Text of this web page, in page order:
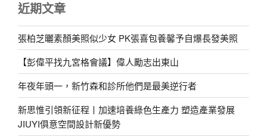
近期文章
張柏芝曬素顏美照似少女 PK張喜包養馨予自爆長發美照
【彭偉平找九宮格會議】偉人勵志出東山
年夜年頭一，新竹森和診所他們是最美逆行者
新思惟引領新征程丨加速培養綠色生產力 塑造產業發展
JIUYI俱意空間設計新優勢